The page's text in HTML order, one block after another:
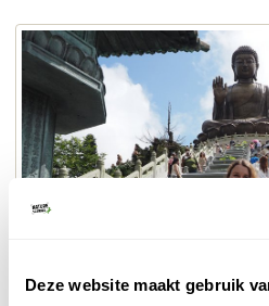
Deze website maakt gebruik